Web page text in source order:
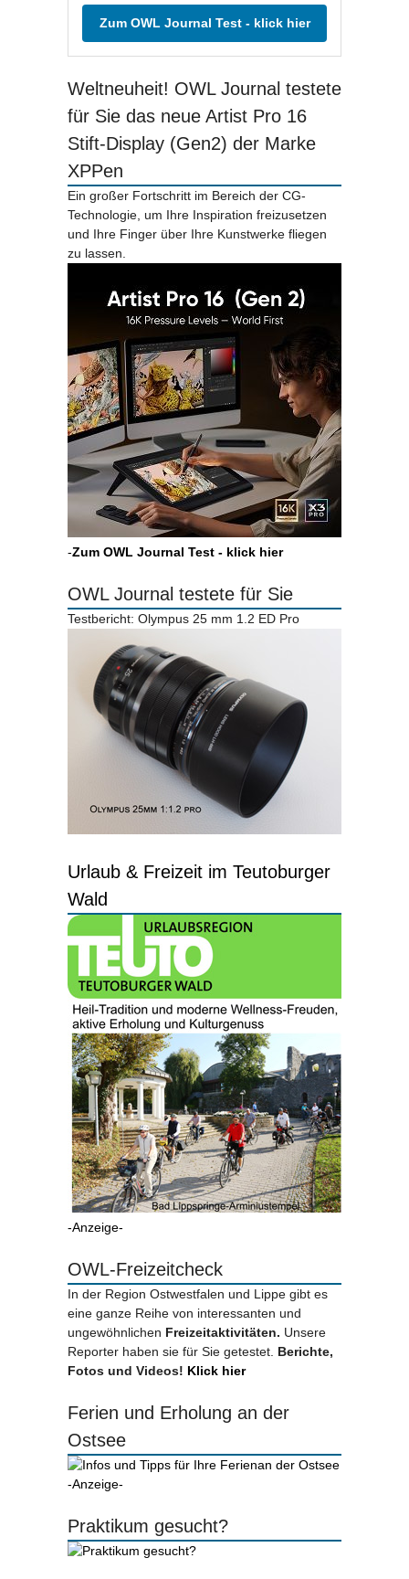
Zum OWL Journal Test - klick hier
Weltneuheit! OWL Journal testete
für Sie das neue Artist Pro 16
Stift-Display (Gen2) der Marke
XPPen
Ein großer Fortschritt im Bereich der CG-
Technologie, um Ihre Inspiration freizusetzen
und Ihre Finger über Ihre Kunstwerke fliegen
zu lassen.
-Zum OWL Journal Test - klick hier
OWL Journal testete für Sie
Testbericht: Olympus 25 mm 1.2 ED Pro
Urlaub & Freizeit im Teutoburger
Wald
-Anzeige-
OWL-Freizeitcheck
In der Region Ostwestfalen und Lippe gibt es
eine ganze Reihe von interessanten und
ungewöhnlichen Freizeitaktivitäten. Unsere
Reporter haben sie für Sie getestet. Berichte,
Fotos und Videos! Klick hier
Ferien und Erholung an der
Ostsee
-Anzeige-
Praktikum gesucht?